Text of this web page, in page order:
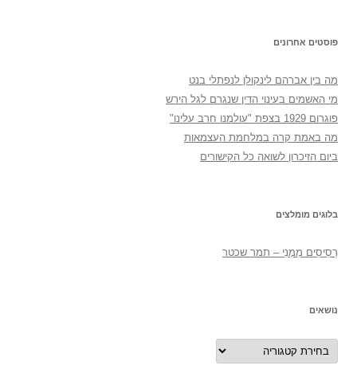
פוסטים אחרונים
מה בין אברהם לינקולן לנפתלי בנט
מי האשמים בעינוי הדין שנגרם לגל הירש
פוגרום 1929 בצפת "עולמנו חרב עלינו"
מה באמת קרה במלחמת העצמאות
ביום הזיכרון לשואה כל הקישורים
בלוגים מומלצים
רְסִיסִים מִמֶנִי – תמר שכטר
נושאים
נושאים